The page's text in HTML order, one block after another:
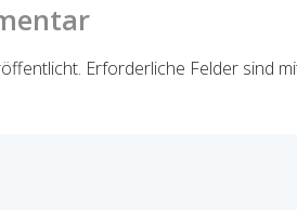
Erforderliche Felder sind